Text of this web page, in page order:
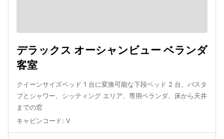
デラックス オーシャンビュー ベランダ
客室
クイーンサイズベッド 1 台に変換可能な下段ベッド 2 台、バスタ
ブとシャワー、シッティング エリア、専用ベランダ、床から天井
までの窓
キャビンコード: V